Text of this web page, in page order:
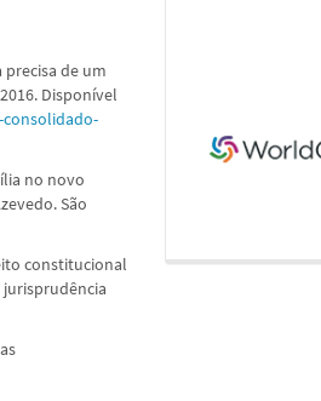
precisa de um
Disponível
no novo
São
constitucional